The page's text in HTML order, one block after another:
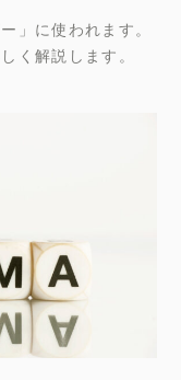
」に使われます。
く解説します。